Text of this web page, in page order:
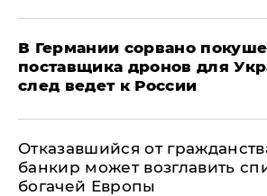
​В Германии сорвано
поставщика дронов для
след ведет к России
Отказавшийся от
банкир может возглавить
богачей Европы